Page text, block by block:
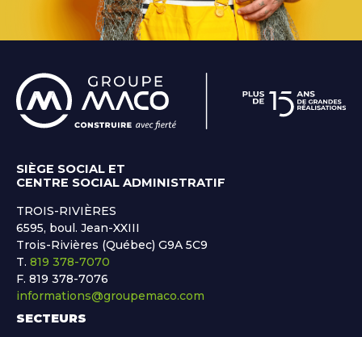
SIÈGE SOCIAL ET
CENTRE SOCIAL ADMINISTRATIF
TROIS-RIVIÈRES
6595, boul. Jean-XXIII
Trois-Rivières (Québec) G9A 5C9
T. 819 378-7070
F. 819 378-7076
informations@groupemaco.com
SECTEURS